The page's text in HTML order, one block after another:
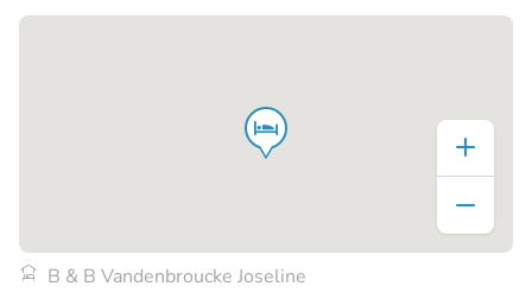
B & B Vandenbroucke Joseline